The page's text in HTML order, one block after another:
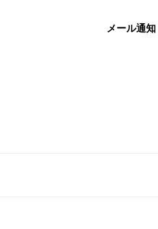
メール通知